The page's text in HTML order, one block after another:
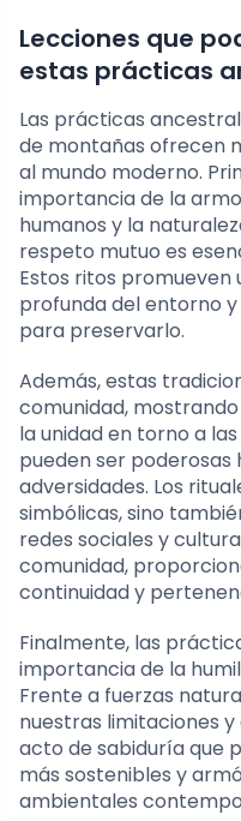
Lecciones que
estas prácticas
Las prácticas
de montañas ofrecen
al mundo moderno.
importancia de la
humanos y la
respeto mutuo es
Estos ritos
profunda del entorno
para preservarlo.
Además, estas
comunidad,
la unidad en torno a
pueden ser
adversidades. Los
simbólicas, sino
redes sociales y
comunidad,
continuidad y
Finalmente, las
importancia de la
Frente a fuerzas
nuestras limitaciones
acto de sabiduría que
más sostenibles y
ambientales